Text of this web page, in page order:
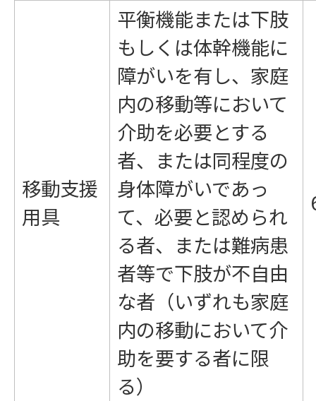
移動支援
用具
平衡機能または下肢
もしくは体幹機能に
障がいを有し、家庭
内の移動等において
介助を必要とする
者、または同程度の
身体障がいであっ
て、必要と認められ
る者、または難病患
者等で下肢が不自由
な者（いずれも家庭
内の移動において介
助を要する者に限
る）